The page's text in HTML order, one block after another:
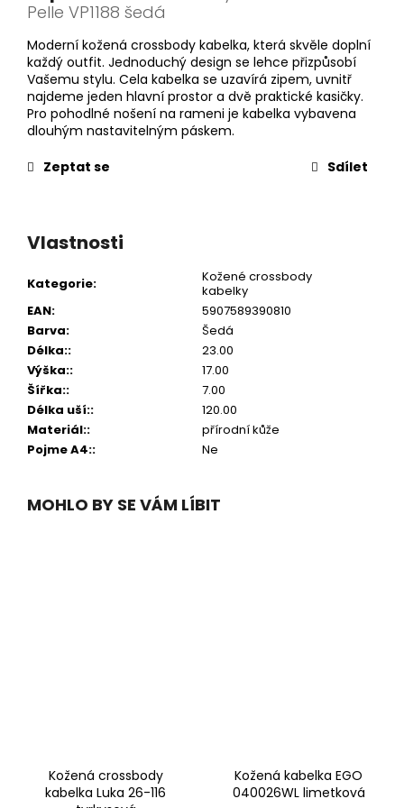
Pelle VP1188 šedá
Moderní kožená crossbody kabelka, která skvěle doplní
každý outfit. Jednoduchý design se lehce přizpůsobí
Vašemu stylu. Cela kabelka se uzavírá zipem, uvnitř
najdeme jeden hlavní prostor a dvě praktické kasičky.
Pro pohodlné nošení na rameni je kabelka vybavena
dlouhým nastavitelným páskem.
Zeptat se
Sdílet
Vlastnosti
Kategorie:
Kožené crossbody
kabelky
EAN:
5907589390810
Barva:
Šedá
Délka::
23.00
Výška::
17.00
Šířka::
7.00
Délka uší::
120.00
Materiál::
přírodní kůže
Pojme A4:: Ne
MOHLO BY SE VÁM LÍBIT
Kožená crossbody
kabelka Luka 26-116
Kožená kabelka EGO
040026WL limetková